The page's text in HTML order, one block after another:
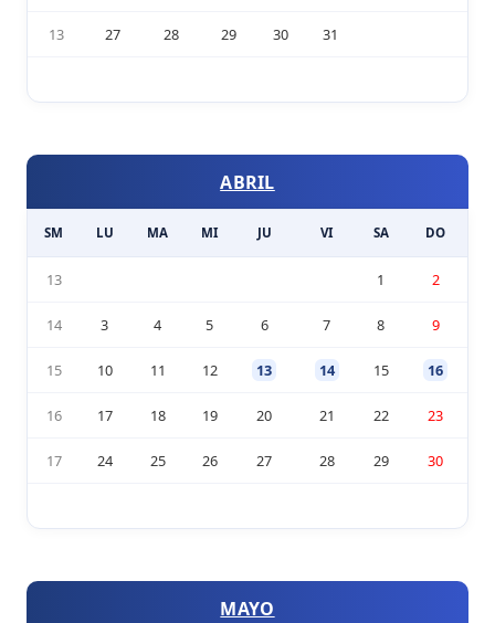
13 27 28 29 30 31
ABRIL
SM LU MA MI JU VI SA DO
13 1 2
14 3 4 5 6 7 8 9
15 10 11 12 13 14 15 16
16 17 18 19 20 21 22 23
17 24 25 26 27 28 29 30
MAYO